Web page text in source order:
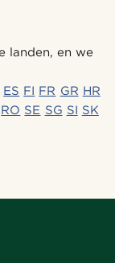
landen, en we
ES FI FR GR HR
RO SE SG SI SK